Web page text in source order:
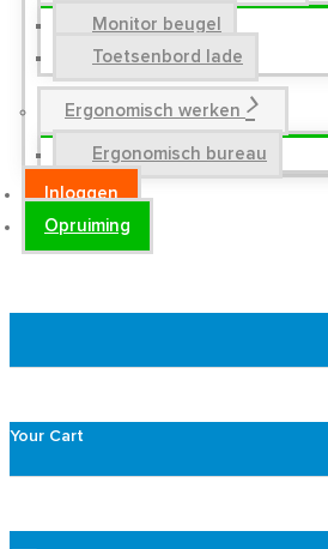
Monitor beugel
Toetsenbord lade
Ergonomisch werken
Ergonomisch bureau
Inloggen
Opruiming
Your Cart